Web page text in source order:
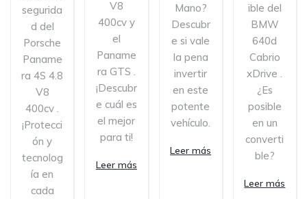
segurida
d del
Porsche
Paname
ra 4S 4.8
V8
400cv .
¡Protecci
ón y
tecnolog
ía en
cada
V8
400cv y
el
Paname
ra GTS .
¡Descubr
e cuál es
el mejor
para ti!
Leer más
Mano?
Descubr
e si vale
la pena
invertir
en este
potente
vehículo.
Leer más
ible del
BMW
640d
Cabrio
xDrive .
¿Es
posible
en un
converti
ble?
Leer más